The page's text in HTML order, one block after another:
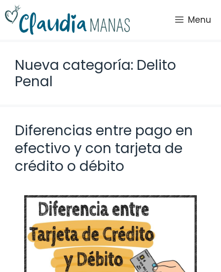
Saltar
al
contenido
Menu
Nueva categoría: Delito
Penal
Diferencias entre pago en
efectivo y con tarjeta de
crédito o débito